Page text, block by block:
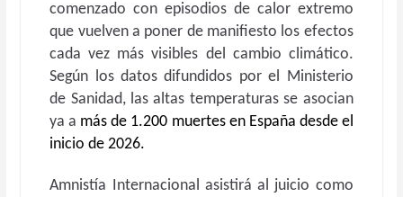
comenzado con episodios de calor extremo
que vuelven a poner de manifiesto los efectos
cada vez más visibles del cambio climático.
Según los datos difundidos por el Ministerio
de Sanidad, las altas temperaturas se asocian
ya a más de 1.200 muertes en España desde el
inicio de 2026.
Amnistía Internacional asistirá al juicio como